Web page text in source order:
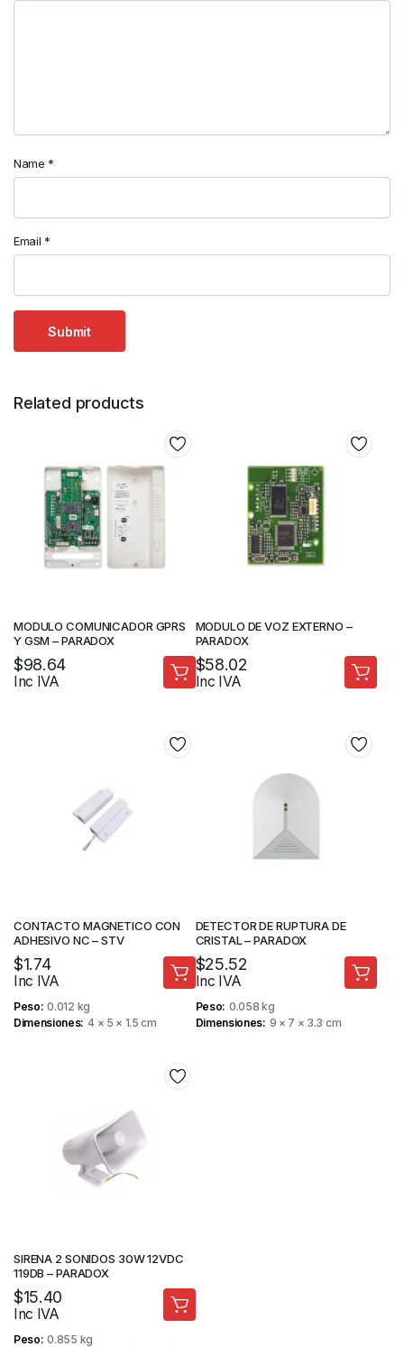
Name *
Email *
Related products
MODULO COMUNICADOR GPRS
Y GSM – PARADOX
$98.64
Inc IVA
MODULO DE VOZ EXTERNO –
PARADOX
$58.02
Inc IVA
CONTACTO MAGNETICO CON
ADHESIVO NC – STV
$1.74
Inc IVA
Peso 0.012 kg
Dimensiones 4 × 5 × 1.5 cm
DETECTOR DE RUPTURA DE
CRISTAL – PARADOX
$25.52
Inc IVA
Peso 0.058 kg
Dimensiones 9 × 7 × 3.3 cm
SIRENA 2 SONIDOS 30W 12VDC
119DB – PARADOX
$15.40
Inc IVA
Peso 0.855 kg